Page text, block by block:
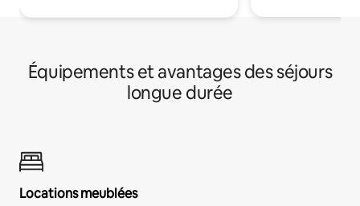
Équipements et avantages des séjours
longue durée
Locations meublées